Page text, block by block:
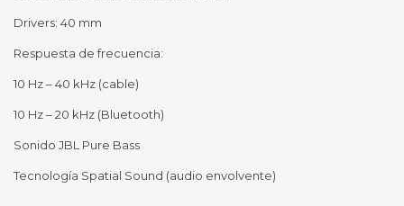
Drivers: 40 mm
Respuesta de frecuencia:
10 Hz – 40 kHz (cable)
10 Hz – 20 kHz (Bluetooth)
Sonido JBL Pure Bass
Tecnología Spatial Sound (audio envolvente)